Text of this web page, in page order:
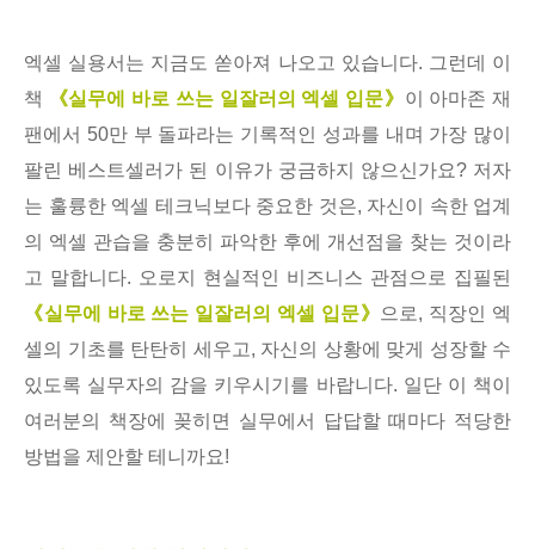
엑셀 실용서는 지금도 쏟아져 나오고 있습니다. 그런데 이
책
《실무에 바로 쓰는 일잘러의 엑셀 입문》 이 아마존 재
팬에서 50만 부 돌파라는 기록적인 성과를 내며 가장 많이
팔린 베스트셀러가 된 이유가 궁금하지 않으신가요? 저자
는 훌륭한 엑셀 테크닉보다 중요한 것은, 자신이 속한 업계
의 엑셀 관습을 충분히 파악한 후에 개선점을 찾는 것이라
고 말합니다. 오로지 현실적인 비즈니스 관점으로 집필된
《실무에 바로 쓰는 일잘러의 엑셀 입문》 으로, 직장인 엑
셀의 기초를 탄탄히 세우고, 자신의 상황에 맞게 성장할 수
있도록 실무자의 감을 키우시기를 바랍니다. 일단 이 책이
여러분의 책장에 꽂히면 실무에서 답답할 때마다 적당한
방법을 제안할 테니까요!